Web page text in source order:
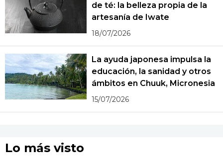
de té: la belleza propia de la
artesanía de Iwate
18/07/2026
La ayuda japonesa impulsa la
educación, la sanidad y otros
ámbitos en Chuuk, Micronesia
15/07/2026
Lo más visto